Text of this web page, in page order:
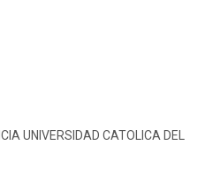
UNIVERSIDAD CATOLICA DEL